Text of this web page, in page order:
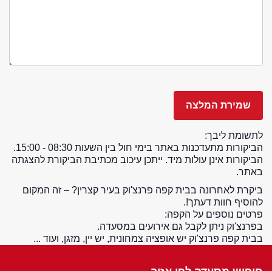
לתשומת ליבך:
הביקורות מתעדכנות באתר בימי חול בין השעות 08:30 - 15:00.
הביקורות אינן עולות מיד. ייתכן עיכוב מכתיבת הביקורת להצגתה
באתר.
ביקרת לאחרונה בבית קפה פרנצ'וק בעיר קצרין? – זה המקום
להוסיף חוות דעתך!.
פרטים נוספים על הקפה:
בפרנצ'וק ניתן לקבל גם אירועים במסעדה.
בבית קפה פרנצ'וק יש אופציה צמחונית, יש יין, מזגן, ועוד ...